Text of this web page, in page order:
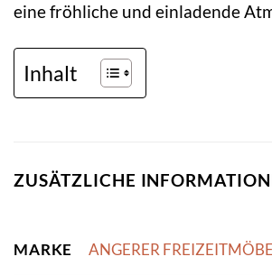
eine fröhliche und einladende
Inhalt
ZUSÄTZLICHE
MARKE ANGERER